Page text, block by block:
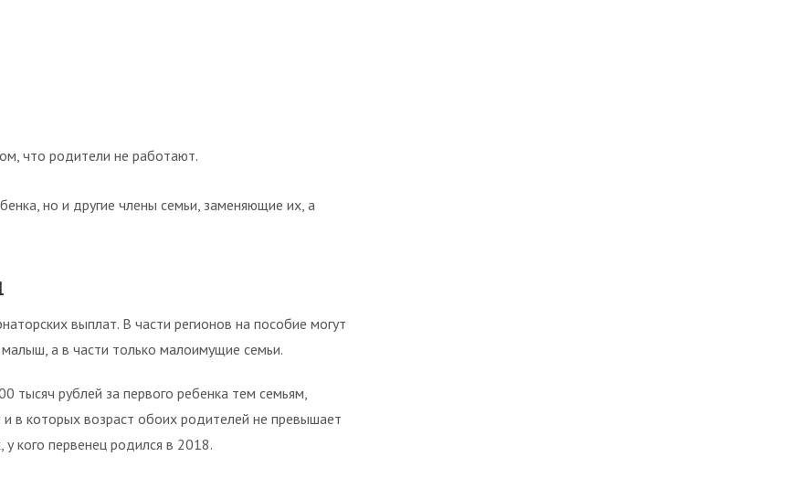
что родители не работают.
но и другие члены семьи, заменяющие их, а
выплат. В части регионов на пособие могут
а в части только малоимущие семьи.
тысяч рублей за первого ребенка тем семьям,
в которых возраст обоих родителей не превышает
кого первенец родился в 2018.